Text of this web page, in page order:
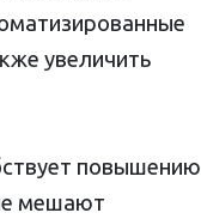
увеличить
повышению
мешают